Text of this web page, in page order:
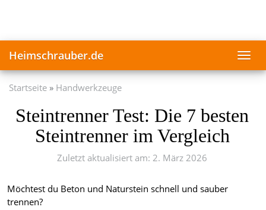
Heimschrauber.de
Startseite Handwerkzeuge
Steintrenner Test: Die 7 besten
Steintrenner im Vergleich
Zuletzt aktualisiert am: 2. März 2026
Möchtest du Beton und Naturstein schnell und sauber
trennen?